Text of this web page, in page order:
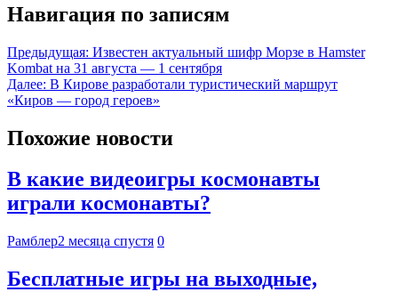
Навигация по записям
Предыдущая: Известен актуальный шифр Морзе в Hamster
Kombat на 31 августа — 1 сентября
Далее: В Кирове разработали туристический маршрут
«Киров — город героев»
Похожие новости
В какие видеоигры космонавты
играли космонавты?
Рамблер2 месяца спустя 0
Бесплатные игры на выходные,